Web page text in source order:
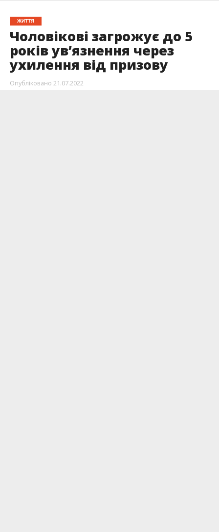
ЖИТТЯ
Чоловікові загрожує до 5
років ув’язнення через
ухилення від призову
Опубліковано 21.07.2022